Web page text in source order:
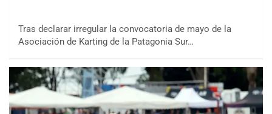
Tras declarar irregular la convocatoria de mayo de la
Asociación de Karting de la Patagonia Sur…